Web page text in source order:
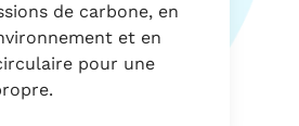
de carbone, en
et en
pour une